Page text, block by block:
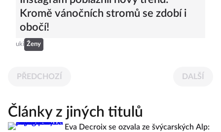
Kromě vánočních stromů se zdobí i
obočí!
uki Ženy
PŘEDCHOZÍ DALŠÍ
Články z jiných titulů
Eva Decroix se ozvala ze švýcarských Alp: